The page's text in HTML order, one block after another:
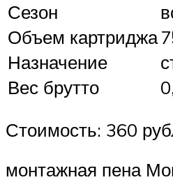
Сезон
Объем картриджа
Назначение
Вес брутто
Стоимость: 360
монтажная пена